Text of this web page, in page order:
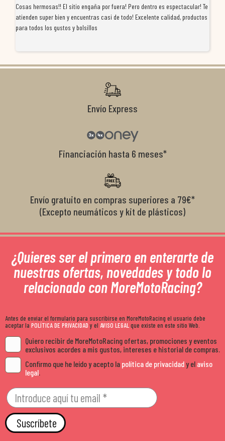
Cosas hermosas!! El sitio engaña por fuera! Pero dentro es espectacular! Te
atienden super bien y encuentras casi de todo! Excelente calidad, productos
para todos los gustos y bolsillos
Envío Express
Financiación hasta 6 meses*
Envío gratuito en compras superiores a 79€*
(Excepto neumáticos y kit de plásticos)
¿Quieres ser el primero en enterarte de
nuestras ofertas, novedades y todo lo
relacionado con MoreMotoRacing?
Antes de enviar el formulario para suscribirse en MoreMotoRacing el usuario debe
aceptar la POLÍTICA DE PRIVACIDADy el AVISO LEGALque existe en este sitio Web.
Quiero recibir de MoreMotoRacing ofertas, promociones y eventos
exclusivos acordes a mis gustos, intereses e historial de compras.
Confirmo que he leído y acepto la política de privacidady el aviso
legal.
Suscríbete